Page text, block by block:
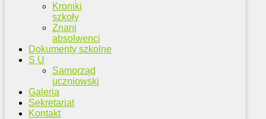
Kroniki
szkoły
Znani
absolwenci
Dokumenty szkolne
S U
Samorząd
uczniowski
Galeria
Sekretariat
Kontakt